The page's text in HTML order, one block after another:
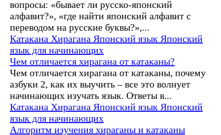
вопросы: «бывает ли русско-японский
алфавит?», «где найти японский алфавит с
переводом на русские буквы?»,...
Катакана Хирагана Японский язык Японский
язык для начинающих
Чем отличается хирагана от катаканы?
Чем отличается хирагана от катаканы, почему
азбуки 2, как их выучить – все это волнует
начинающих изучать язык. Ответы в...
Катакана Хирагана Японский язык Японский
язык для начинающих
Алгоритм изучения хираганы и катаканы